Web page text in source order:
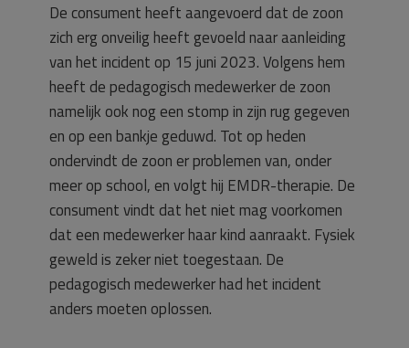
De consument heeft aangevoerd dat de zoon
zich erg onveilig heeft gevoeld naar aanleiding
van het incident op 15 juni 2023. Volgens hem
heeft de pedagogisch medewerker de zoon
namelijk ook nog een stomp in zijn rug gegeven
en op een bankje geduwd. Tot op heden
ondervindt de zoon er problemen van, onder
meer op school, en volgt hij EMDR-therapie. De
consument vindt dat het niet mag voorkomen
dat een medewerker haar kind aanraakt. Fysiek
geweld is zeker niet toegestaan. De
pedagogisch medewerker had het incident
anders moeten oplossen.